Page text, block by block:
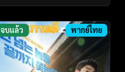
จบแล้ว พากย์ไทย